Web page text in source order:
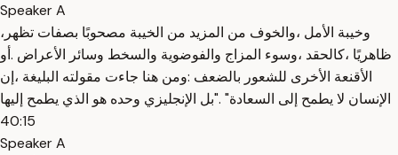
Speaker A
،وخيبة الأمل ،والخوف من المزيد من الخيبة مصحوبًا بصفات تظهر
ظاهريًا ،كالحقد ،وسوء المزاج والفوضوية والسخط وسائر الأعراض .أو
الأقنعة الأخرى للشعور بالضعف :ومن هنا جاءت مقولته البليغة ،إن
الإنسان لا يطمح إلى السعادة" ."بل الإنجليزي وحده هو الذي يطمح إليها
40:15
Speaker A